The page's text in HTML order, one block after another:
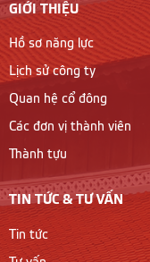
GIỚI THIỆU
Hồ sơ năng lực
Lịch sử công ty
Quan hệ cổ đông
Các đơn vị thành viên
Thành tựu
TIN TỨC & TƯ VẤN
Tin tức